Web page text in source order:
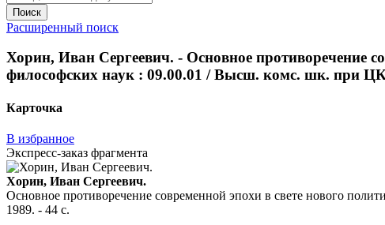
Поиск
Расширенный поиск
Хорин, Иван Сергеевич. - Основное противоречение
философских наук : 09.00.01 / Высш. комс. шк. при
Карточка
В избранное
Экспресс-заказ фрагмента
Хорин, Иван Сергеевич.
Основное противоречение современной эпохи в свете нового
1989. - 44 с.